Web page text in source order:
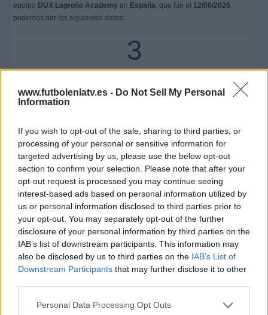
www.futbolenlatv.es - Do Not Sell My Personal
Information
If you wish to opt-out of the sale, sharing to third parties, or
processing of your personal or sensitive information for
targeted advertising by us, please use the below opt-out
section to confirm your selection. Please note that after your
opt-out request is processed you may continue seeing
interest-based ads based on personal information utilized by
us or personal information disclosed to third parties prior to
your opt-out. You may separately opt-out of the further
disclosure of your personal information by third parties on the
IAB’s list of downstream participants. This information may
also be disclosed by us to third parties on the IAB’s List of
Downstream Participants that may further disclose it to other
Personal Data Processing Opt Outs
equipo DUX Logroño Academy en España, que fue el 12/06/2026,
podemos dar los siguientes datos:
3
PARTIDOS TELEVISADOS
3 partidos en abierto
ÚLTIMO PARTIDO EN ABIERTO
DUX Logroño Academy - Espanyol Academy
13/06/2026 Liga Futura por Teledeporte, RTVE Play, Sevilla FC +, Liga F
YouTube, Esport3
RANKING POR CANALES
RTVE Play
3 (100%)
Sevilla FC +
3 (100%)
Liga F YouTube
3 (100%)
Teledeporte
2 (66,67%)
Esport3
1 (33,33%)
Ver ranking completo